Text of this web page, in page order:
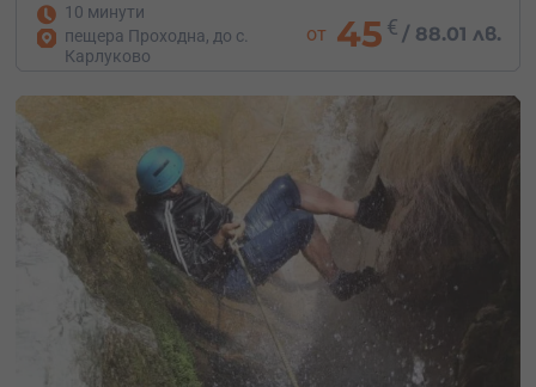
10 минути
пещера Проходна, до с.
Карлуково
от 45 € /88.01 лв.